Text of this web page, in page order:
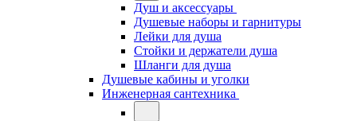
Душ и аксессуары
Душевые наборы и гарнитуры
Лейки для душа
Стойки и держатели душа
Шланги для душа
Душевые кабины и уголки
Инженерная сантехника